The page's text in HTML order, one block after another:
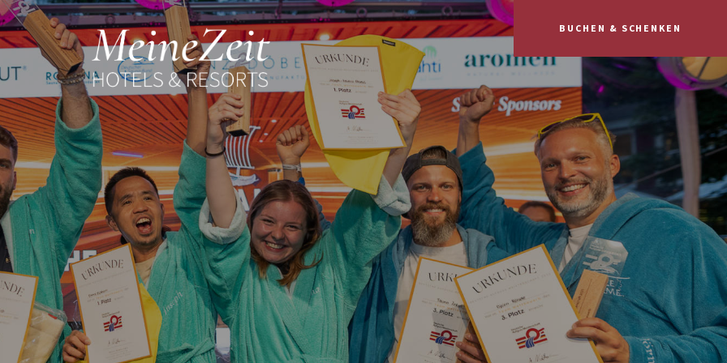
BUCHEN & SCHENKEN